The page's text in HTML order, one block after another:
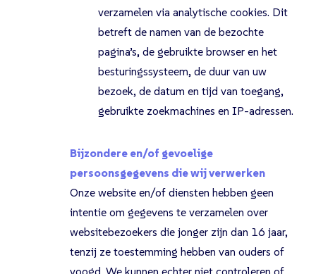
verzamelen via analytische cookies. Dit
betreft de namen van de bezochte
pagina’s, de gebruikte browser en het
besturingssysteem, de duur van uw
bezoek, de datum en tijd van toegang,
gebruikte zoekmachines en IP-adressen.
Bijzondere en/of gevoelige
persoonsgegevens die wij verwerken
Onze website en/of diensten hebben geen
intentie om gegevens te verzamelen over
websitebezoekers die jonger zijn dan 16 jaar,
tenzij ze toestemming hebben van ouders of
voogd. We kunnen echter niet controleren of